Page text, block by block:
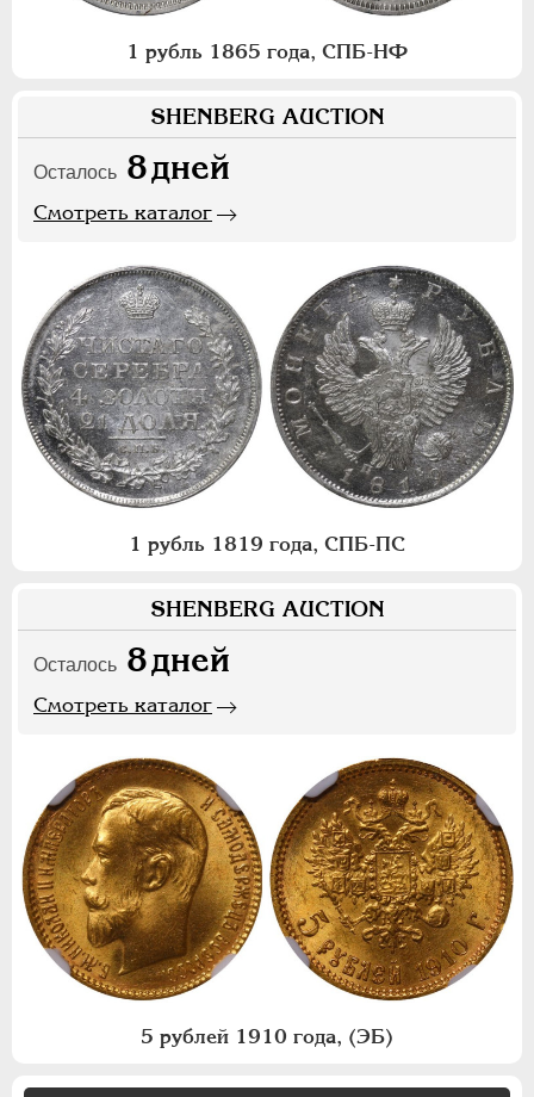
1 рубль 1865 года, СПБ-НФ
SHENBERG AUCTION
Осталось 8дней
Смотреть каталог
1 рубль 1819 года, СПБ-ПС
SHENBERG AUCTION
Осталось 8дней
Смотреть каталог
5 рублей 1910 года, (ЭБ)